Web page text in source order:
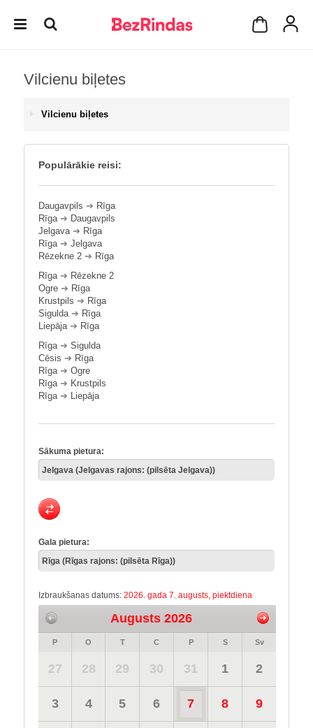
Vilcienu biļetes
Vilcienu biļetes
Populārākie reisi:
Daugavpils ➔ Rīga
Rīga➔ Daugavpils
Jelgava➔ Rīga
Rīga➔ Jelgava
Rēzekne 2 ➔ Rīga
Rīga➔ Rēzekne 2
Ogre ➔ Rīga
Krustpils ➔ Rīga
Sigulda➔ Rīga
Liepāja➔ Rīga
Rīga➔ Sigulda
Cēsis ➔ Rīga
Rīga➔ Ogre
Rīga➔ Krustpils
Rīga➔ Liepāja
Sākuma pietura:
Gala pietura:
Izbraukšanas datums: 2026. gada 7. augusts, piektdiena
Augusts 2026
P O T C P S Sv
27 28 29 30 31 1 2
3 4 5 6 7 8 9